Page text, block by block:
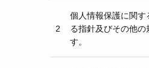
2
個人情報保護に関す
る指針及びその他の
す。